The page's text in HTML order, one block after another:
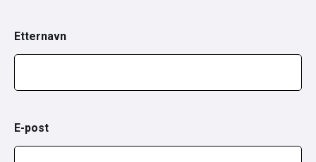
Etternavn
E-post